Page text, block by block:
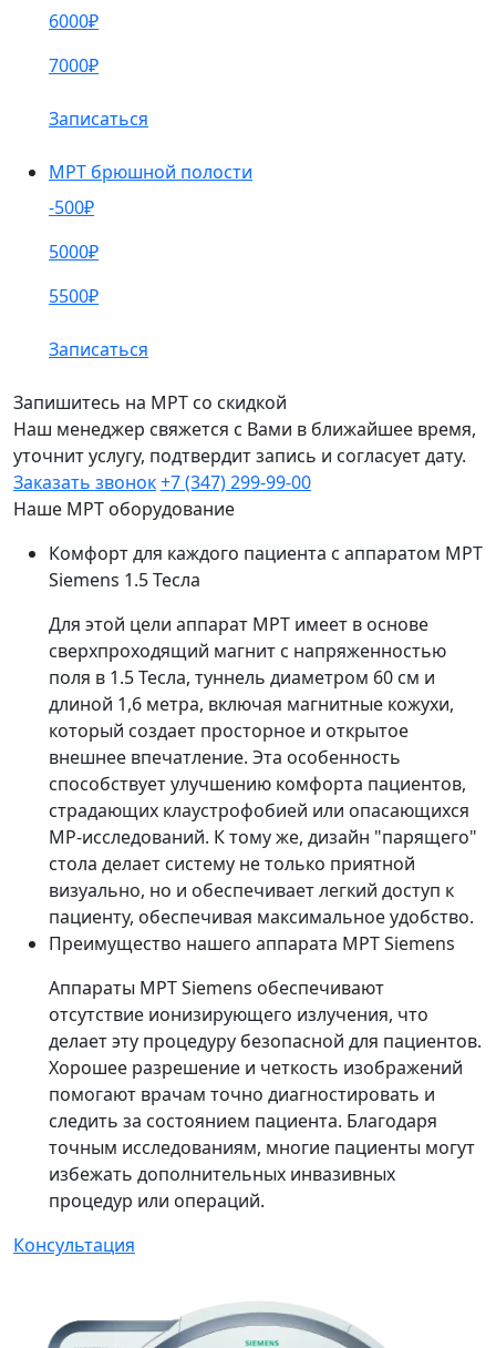
6000₽
7000₽
Записаться
МРТ брюшной полости
-500₽
5000₽
5500₽
Записаться
Запишитесь на МРТ со скидкой
Наш менеджер свяжется с Вами в ближайшее время,
уточнит услугу, подтвердит запись и согласует дату.
Заказать звонок+7 (347) 299-99-00
Наше МРТ оборудование
Комфорт для каждого пациента с аппаратом МРТ
Siemens 1.5 Тесла
Для этой цели аппарат МРТ имеет в основе
сверхпроходящий магнит с напряженностью
поля в 1.5 Тесла, туннель диаметром 60 см и
длиной 1,6 метра, включая магнитные кожухи,
который создает просторное и открытое
внешнее впечатление. Эта особенность
способствует улучшению комфорта пациентов,
страдающих клаустрофобией или опасающихся
МР-исследований. К тому же, дизайн "парящего"
стола делает систему не только приятной
визуально, но и обеспечивает легкий доступ к
пациенту, обеспечивая максимальное удобство.
Преимущество нашего аппарата МРТ Siemens
Аппараты МРТ Siemens обеспечивают
отсутствие ионизирующего излучения, что
делает эту процедуру безопасной для пациентов.
Хорошее разрешение и четкость изображений
помогают врачам точно диагностировать и
следить за состоянием пациента. Благодаря
точным исследованиям, многие пациенты могут
избежать дополнительных инвазивных
процедур или операций.
Консультация